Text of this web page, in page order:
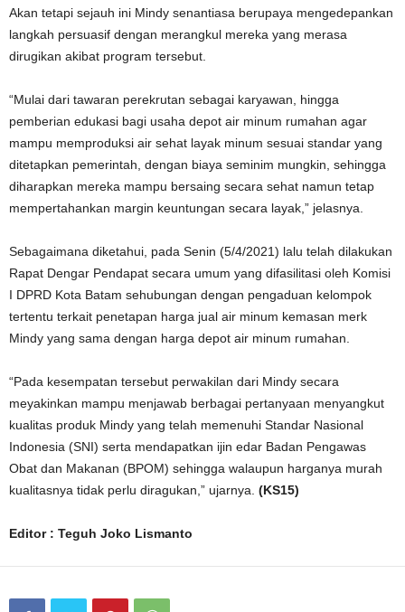
Akan tetapi sejauh ini Mindy senantiasa berupaya mengedepankan
langkah persuasif dengan merangkul mereka yang merasa
dirugikan akibat program tersebut.
“Mulai dari tawaran perekrutan sebagai karyawan, hingga
pemberian edukasi bagi usaha depot air minum rumahan agar
mampu memproduksi air sehat layak minum sesuai standar yang
ditetapkan pemerintah, dengan biaya seminim mungkin, sehingga
diharapkan mereka mampu bersaing secara sehat namun tetap
mempertahankan margin keuntungan secara layak,” jelasnya.
Sebagaimana diketahui, pada Senin (5/4/2021) lalu telah dilakukan
Rapat Dengar Pendapat secara umum yang difasilitasi oleh Komisi
I DPRD Kota Batam sehubungan dengan pengaduan kelompok
tertentu terkait penetapan harga jual air minum kemasan merk
Mindy yang sama dengan harga depot air minum rumahan.
“Pada kesempatan tersebut perwakilan dari Mindy secara
meyakinkan mampu menjawab berbagai pertanyaan menyangkut
kualitas produk Mindy yang telah memenuhi Standar Nasional
Indonesia (SNI) serta mendapatkan ijin edar Badan Pengawas
Obat dan Makanan (BPOM) sehingga walaupun harganya murah
kualitasnya tidak perlu diragukan,” ujarnya. (KS15)
Editor : Teguh Joko Lismanto